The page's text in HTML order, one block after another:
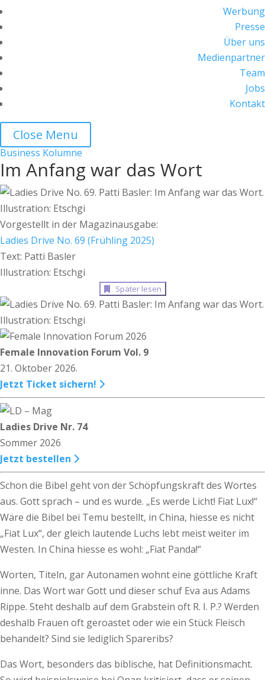
Werbung
Presse
Über uns
Medienpartner
Team
Jobs
Kontakt
Close Menu
Business Kolumne
Im Anfang war das Wort
Vorgestellt in der Magazinausgabe:
Ladies Drive No. 69 (Frühling 2025)
Text: Patti Basler
Illustration: Etschgi
Später lesen
Female Innovation Forum Vol. 9
21. Oktober 2026.
Jetzt Ticket sichern!
Ladies Drive Nr. 74
Sommer 2026
Jetzt bestellen
Schon die Bibel geht von der Schöpfungskraft des Wortes
aus. Gott sprach – und es wurde. „Es werde Licht! Fiat Lux!“
Wäre die Bibel bei Temu bestellt, in China, hiesse es nicht
„Fiat Lux“, der gleich lautende Luchs lebt meist weiter im
Westen. In China hiesse es wohl: „Fiat Panda!“
Worten, Titeln, gar Autonamen wohnt eine göttliche Kraft
inne. Das Wort war Gott und dieser schuf Eva aus Adams
Rippe. Steht deshalb auf dem Grabstein oft R. I. P.? Werden
deshalb Frauen oft geroastet oder wie ein Stück Fleisch
behandelt? Sind sie lediglich Spareribs?
Das Wort, besonders das biblische, hat Definitionsmacht.